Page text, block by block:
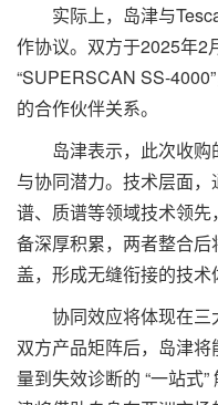
实际上，岛津与
作协议。双方于2025年2
“SUPERSCAN SS-
的合作伙伴关系。
岛津表示，此次收购
与协同潜力。技术层面
谱、质谱等领域技术领
备深厚积累，两者整合
盖，形成无缝衔接的技术
协同效应将体现在三
双方产品矩阵后，岛津
量到失效诊断的 “一站式